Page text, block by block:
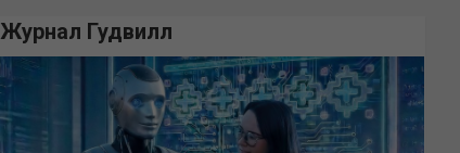
Журнал Гудвилл